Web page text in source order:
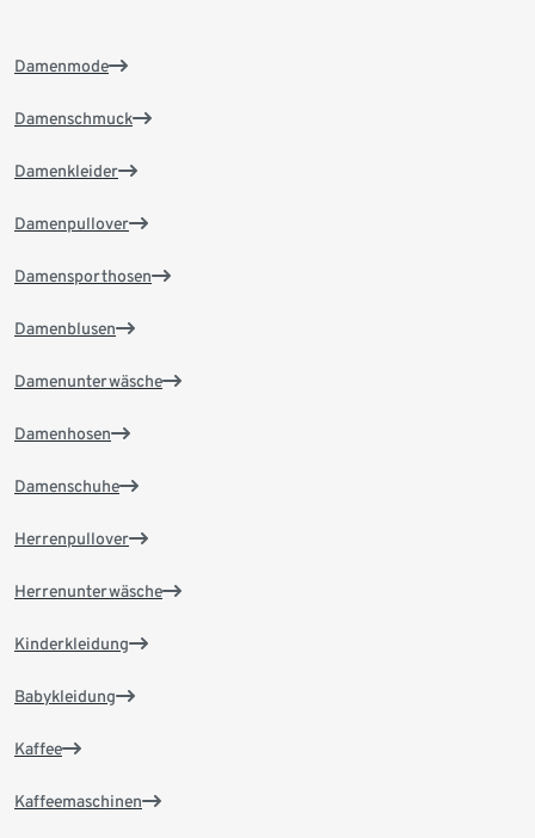
Damenmode
Damenschmuck
Damenkleider
Damenpullover
Damensporthosen
Damenblusen
Damenunterwäsche
Damenhosen
Damenschuhe
Herrenpullover
Herrenunterwäsche
Kinderkleidung
Babykleidung
Kaffee
Kaffeemaschinen